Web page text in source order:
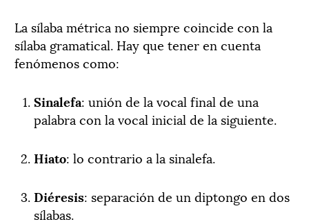
La sílaba métrica no siempre coincide con la
sílaba gramatical. Hay que tener en cuenta
fenómenos como:
Sinalefa: unión de la vocal final de una
palabra con la vocal inicial de la siguiente.
Hiato: lo contrario a la sinalefa.
Diéresis: separación de un diptongo en dos
sílabas.